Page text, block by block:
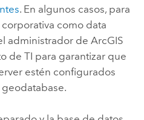
. En algunos casos, para
como data
administrador de ArcGIS
de TI para garantizar que
estén configurados